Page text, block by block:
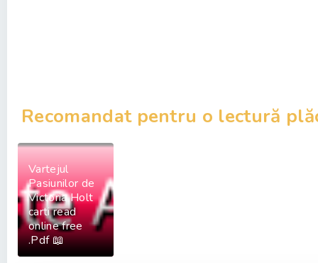
Recomandat pentru o lectură
Vartejul
Pasiunilor de
Victoria Holt
carti read
online free
.Pdf 📖